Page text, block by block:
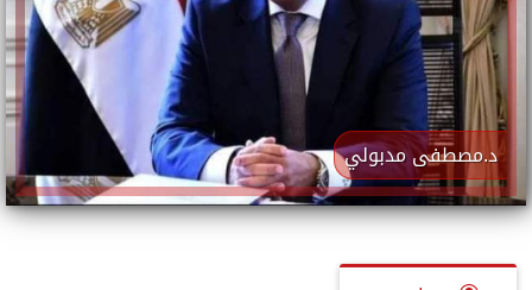
د.مصطفى مدبولي